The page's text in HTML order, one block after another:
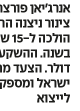
אנרג'יאן
צינור
דולר. הצעד
ישראל
לייצוא